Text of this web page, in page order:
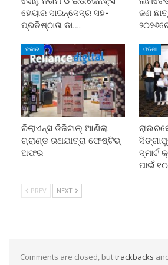
ହେୟାର ସାଇନ୍ସେସ୍ର ସହ-
ପ୍ରତିଷ୍ଠାତା ଡା.…
ଜଣ
ବଜାର
ରିଲାଏନ୍ସ ଡିଜିଟାଲ୍ ଆଣିଲା
ଗ୍ରାଣ୍ଡ ରଥଯାତ୍ରା ଫେଷ୍ଟିଭ୍
ଅଫର
ଓଡିଶା
ପାଇଁ
PREV NEXT
Comments are closed, buttrackbacks